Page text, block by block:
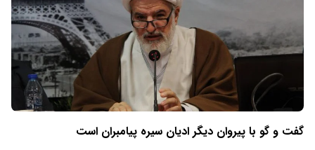
گفت و گو با پیروان دیگر ادیان سیره پیامبران است